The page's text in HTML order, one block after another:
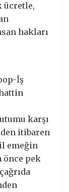
ücretle,
hakları
İş
karşı
itibaren
emeğin
önce pek